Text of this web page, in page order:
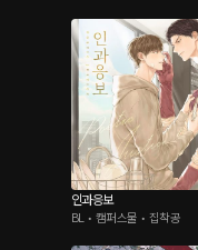
인과응보
BL • 캠퍼스물 • 집착공